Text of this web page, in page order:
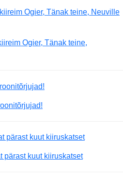
Ogier, Tänak teine,
pärast kuut kiiruskatset